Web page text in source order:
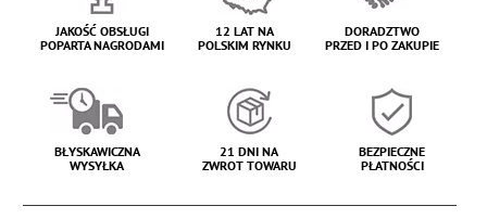
JAKOŚĆ OBSŁUGI
POPARTA NAGRODAMI
12 LAT NA
POLSKIM RYNKU
DORADZTWO
PRZED I PO ZAKUPIE
BŁYSKAWICZNA
WYSYŁKA
21 DNI NA
ZWROT TOWARU
BEZPIECZNE
PŁATNOŚCI